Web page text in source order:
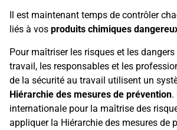
Il est maintenant temps de contrôler
liés à vos produits chimiques
Pour maîtriser les risques et les
travail, les responsables et les
de la sécurité au travail utilisent un
Hiérarchie des mesures de prévention.
internationale pour la maîtrise des
appliquer la Hiérarchie des mesures de